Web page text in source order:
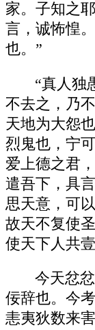
家。子知之
言，诚怖惶
也。”
“真人独
不去之，乃
天地为大怨
烈鬼也，宁
爱上德之君
遣吾下，具
思天意，可
故天不复使
使天下人共
今天忿
佞辞也。今
恚夷狄数来